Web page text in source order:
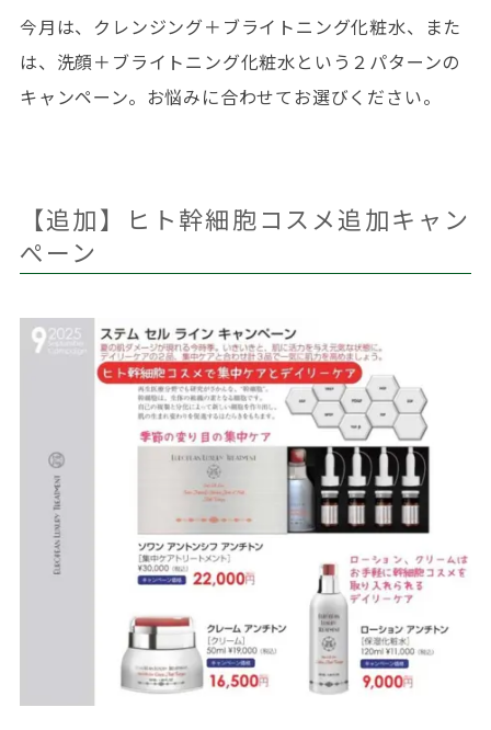
今月は、クレンジング＋ブライトニング化粧水、また
は、洗顔＋ブライトニング化粧水という２パターンの
キャンペーン。お悩みに合わせてお選びください。
【追加】ヒト幹細胞コスメ追加キャン
ぺーン